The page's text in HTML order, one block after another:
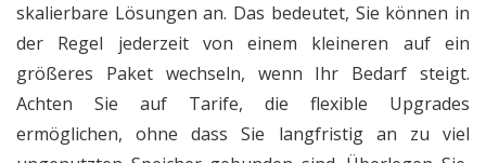
skalierbare Lösungen an. Das bedeutet, Sie können in
der Regel jederzeit von einem kleineren auf ein
größeres Paket wechseln, wenn Ihr Bedarf steigt.
Achten Sie auf Tarife, die flexible Upgrades
ermöglichen, ohne dass Sie langfristig an zu viel